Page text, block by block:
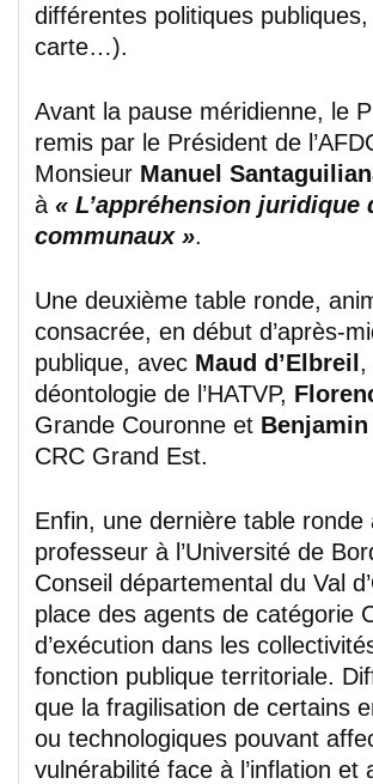
différentes politiques
carte…).
Avant la pause méridienne, le
remis par le Président de
Monsieur Manuel
à « L’appréhension
communaux ».
Une deuxième table ronde,
consacrée, en début d’après-
publique, avec Maud d’Elbreil ,
déontologie de l’HATVP,
Grande Couronne et
CRC Grand Est.
Enfin, une dernière table ronde
professeur à l’Université de
Conseil départemental du Val
place des agents de catégorie
d’exécution dans les
fonction publique territoriale.
que la fragilisation de certains
ou technologiques pouvant
vulnérabilité face à l’inflation